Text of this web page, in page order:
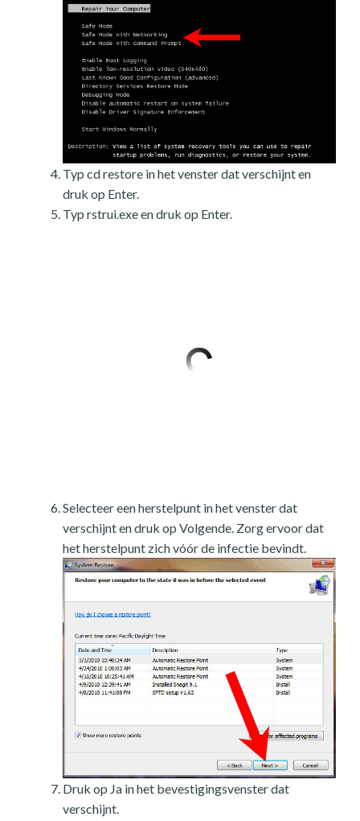
Typ cd restore in het venster dat verschijnt en
druk op Enter.
Typ rstrui.exe en druk op Enter.
Selecteer een herstelpunt in het venster dat
verschijnt en druk op Volgende. Zorg ervoor dat
het herstelpunt zich vóór de infectie bevindt.
Druk op Ja in het bevestigingsvenster dat
verschijnt.